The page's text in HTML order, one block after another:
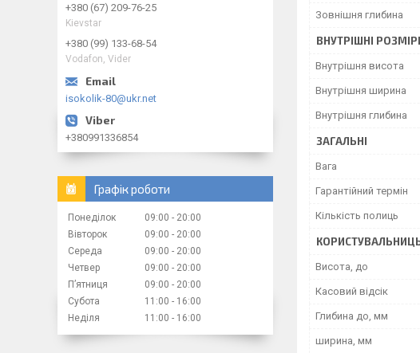
Зовнішня глибина
ВНУТРІШНІ
Внутрішня висота
Внутрішня ширина
Внутрішня глибина
ЗАГАЛЬНІ
Вага
Гарантійний термін
Кількість полиць
Висота, до
Касовий відсік
Глибина до, мм
ширина, мм
+380 (67) 209-76-25
Kievstar
+380 (99) 133-68-54
Vodafon, Vider
isokolik-80@ukr.net
+380991336854
Графік роботи
Понеділок 09:00
20:00
Вівторок
09:00
20:00
Середа
09:00
20:00
Четвер
09:00
20:00
Пʼятниця
09:00
20:00
Субота
11:00
16:00
Неділя
11:00 16:00